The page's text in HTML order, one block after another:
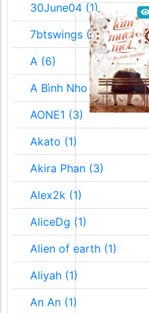
30June04 (1)
7btswings (3)
A (6)
A Bình Nho (2)
AONE1 (3)
Akato (1)
Akira Phan (3)
Alex2k (1)
AliceDg (1)
Alien of earth (1)
Aliyah (1)
An An (1)